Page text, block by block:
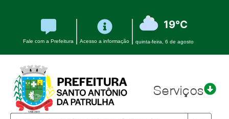
Fale com a Prefeitura Acesso a informação
19°C
quinta-feira, 6 de agosto
Serviços